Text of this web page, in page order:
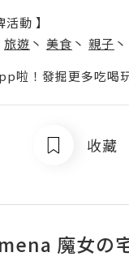
動 】
旅遊 丶 美食 丶 親子 丶
啦！發掘更多吃喝
收藏
魔女の